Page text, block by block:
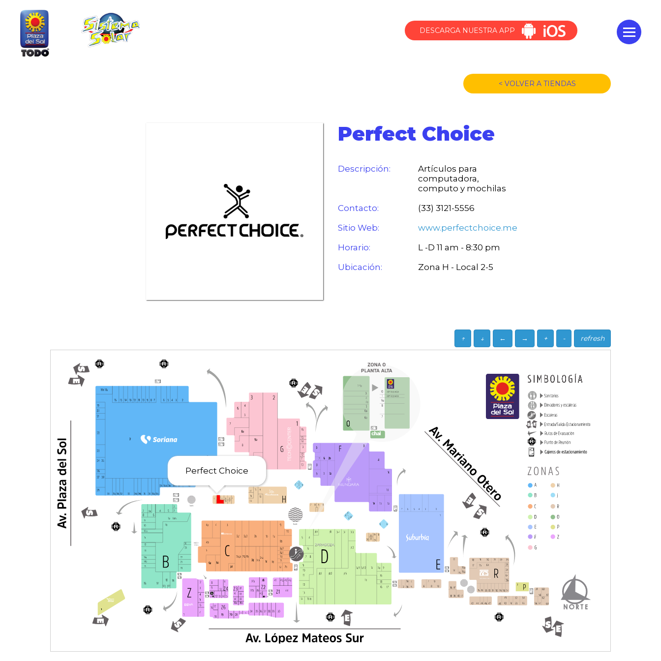
DESCARGA NUESTRA APP
< VOLVER A TIENDAS
Perfect Choice
Descripción:
Artículos para
computadora,
computo y mochilas
Contacto:
(33) 3121-5556
Sitio Web:
www.perfectchoice.me
Horario:
L -D 11 am - 8:30 pm
Ubicación:
Zona H - Local 2-5
refresh
-
+
→
←
↓
↑
Perfect Choice